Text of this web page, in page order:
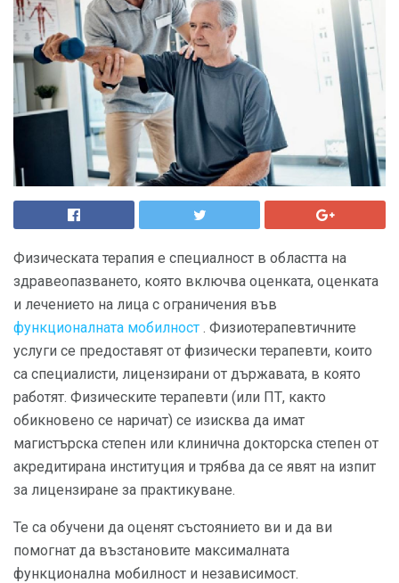
Физическата терапия е специалност в областта на
здравеопазването, която включва оценката, оценката
и лечението на лица с ограничения във
функционалната мобилност . Физиотерапевтичните
услуги се предоставят от физически терапевти, които
са специалисти, лицензирани от държавата, в която
работят. Физическите терапевти (или ПТ, както
обикновено се наричат) се изисква да имат
магистърска степен или клинична докторска степен от
акредитирана институция и трябва да се явят на изпит
за лицензиране за практикуване.
Те са обучени да оценят състоянието ви и да ви
помогнат да възстановите максималната
функционална мобилност и независимост.